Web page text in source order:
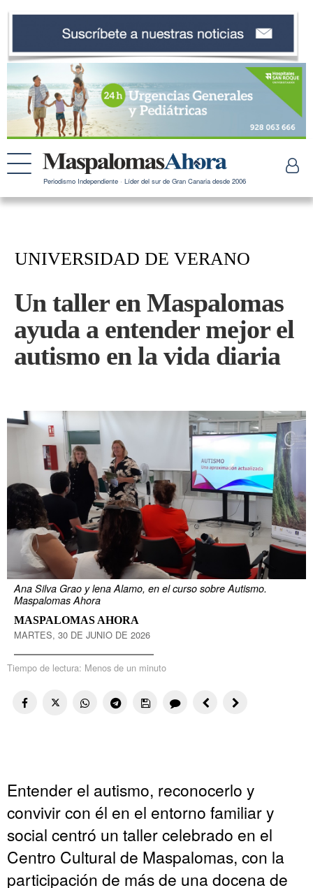
Periodismo Independiente · Líder del sur de Gran Canaria desde 2006
UNIVERSIDAD DE VERANO
Un taller en Maspalomas
ayuda a entender mejor el
autismo en la vida diaria
Ana Silva Grao y lena Alamo, en el curso sobre Autismo.
Maspalomas Ahora
MASPALOMAS AHORA
MARTES, 30 DE JUNIO DE 2026
Tiempo de lectura: Menos de un minuto
Entender el autismo, reconocerlo y
convivir con él en el entorno familiar y
social centró un taller celebrado en el
Centro Cultural de Maspalomas, con la
participación de más de una docena de